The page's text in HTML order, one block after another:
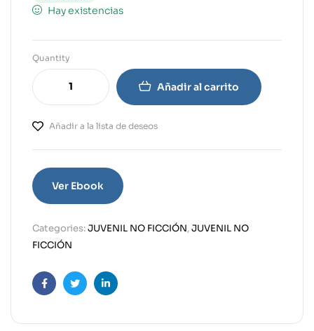
Hay existencias
Quantity
Añadir al carrito
Añadir a la lista de deseos
Ver Ebook
Categories:JUVENIL NO FICCIÓN,JUVENIL NO
FICCIÓN
FacebookTwitterLinkedin